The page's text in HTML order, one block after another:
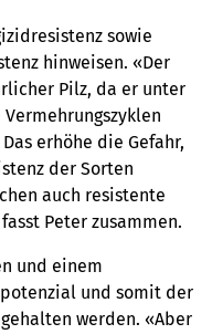
sowie
hinweisen. «Der
Pilz, da er unter
erhöhe die Gefahr,
der Sorten
auch resistente
Peter zusammen.
und einem
und somit der
werden. «Aber